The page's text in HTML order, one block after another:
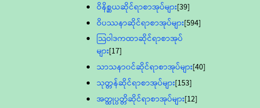
ဝိနိစ္ဆယဆိုင်ရာစာအုပ်များ[39]
ဝိပဿနာဆိုင်ရာစာအုပ်များ[594]
သြဝါဒကထာဆိုင်ရာစာအုပ်
များ[17]
သာသနာ၀င်ဆိုင်ရာစာအုပ်များ[40]
သုတ္တန်ဆိုင်ရာစာအုပ်များ[153]
အတ္ထုပ္ပတ္တိဆိုင်ရာစာအုပ်များ[12]